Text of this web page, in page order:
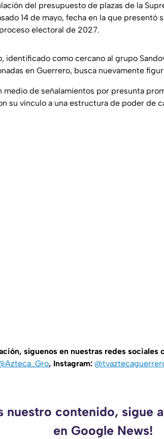
del presupuesto de plazas de la
14 de mayo, fecha en la que presentó
electoral de 2027.
identificado como cercano al grupo
en Guerrero, busca nuevamente
medio de señalamientos por presunta
su vínculo a una estructura de poder de
síguenos en nuestras redes sociales
, Instagram:
nuestro contenido, sigue
en Google News!